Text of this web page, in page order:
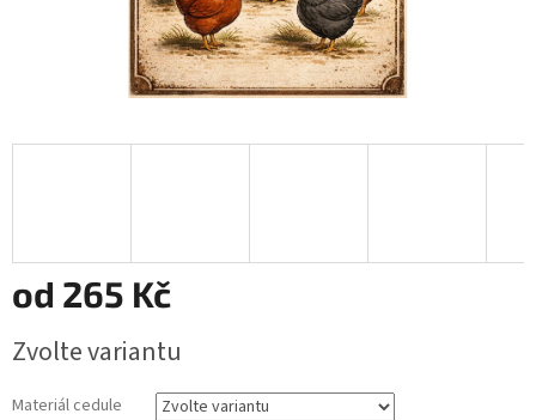
od 265 Kč
cena:
Zvolte variantu
Materiál cedule